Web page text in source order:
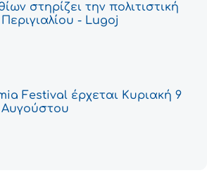
στηρίζει την πολιτιστική
- Lugoj
Festival έρχεται Κυριακή 9
Αυγούστου